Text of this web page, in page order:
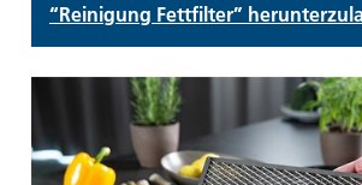
“Reinigung Fettfilter”